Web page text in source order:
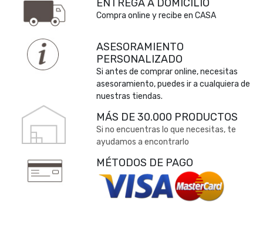
ENTREGA A DOMICILIO
Compra online y recibe en CASA
ASESORAMIENTO
PERSONALIZADO
Si antes de comprar online, necesitas
asesoramiento, puedes ir a cualquiera de
nuestras tiendas.
MÁS DE 30.000 PRODUCTOS
Si no encuentras lo que necesitas, te
ayudamos a encontrarlo
MÉTODOS DE PAGO